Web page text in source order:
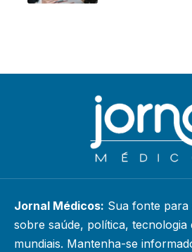
Jornal Médicos: Sua fonte para
sobre saúde, política, tecnologia
mundiais. Mantenha-se